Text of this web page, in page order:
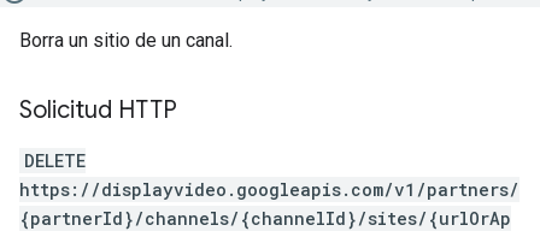
Borra un sitio de un canal.
Solicitud HTTP
DELETE
https://displayvideo.googleapis.com/v1/partners/
{partnerId}/channels/{channelId}/sites/{urlOrAp